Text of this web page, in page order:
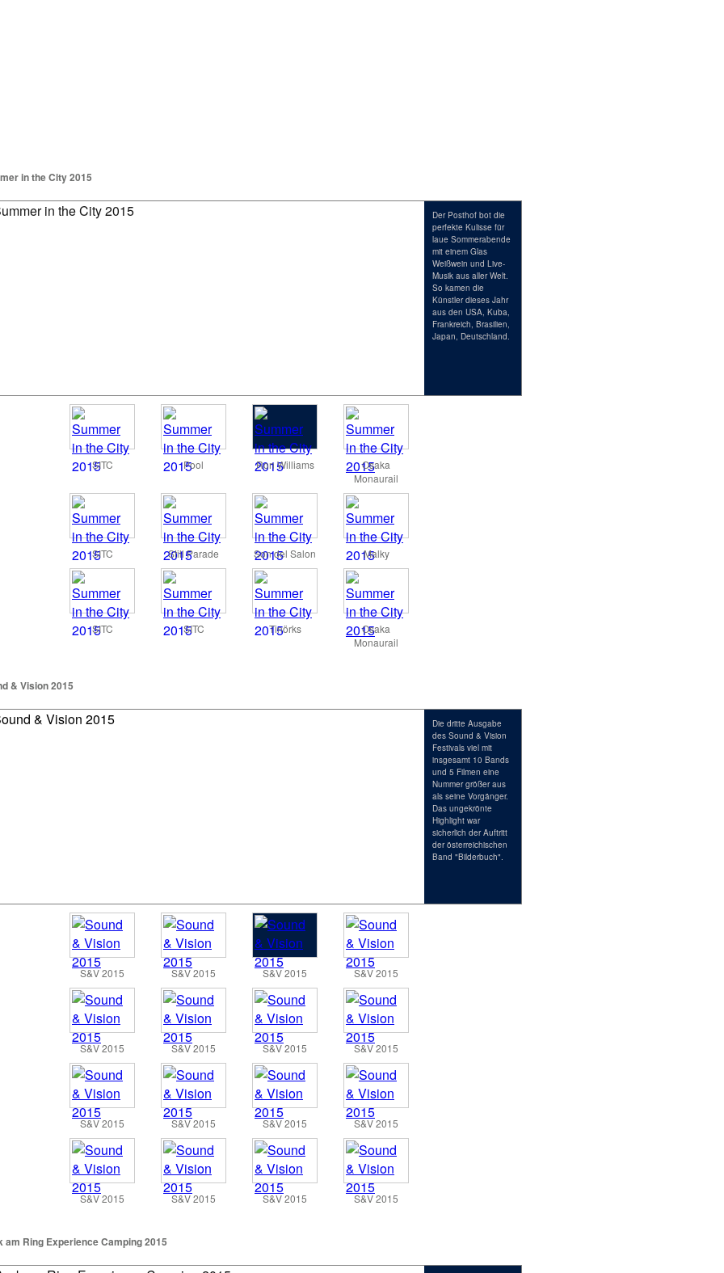
in the City 2015
Der Posthof bot die
perfekte Kulisse für
laue Sommerabende
mit einem Glas
Weißwein und Live-
Musik aus aller Welt.
So kamen die
Künstler dieses Jahr
aus den USA, Kuba,
Frankreich, Brasilien,
Japan, Deutschland.
SITC Pool Ron Williams
Osaka
Monaurail
SITC Still Parade Son del Salon Malky
SITC SITC Tinörks
Osaka
Monaurail
& Vision 2015
Die dritte Ausgabe
des Sound & Vision
Festivals viel mit
insgesamt 10 Bands
und 5 Filmen eine
Nummer größer aus
als seine Vorgänger.
Das ungekrönte
Highlight war
sicherlich der Auftritt
der österreichischen
Band "Bilderbuch".
S&V 2015 S&V 2015 S&V 2015 S&V 2015
S&V 2015 S&V 2015 S&V 2015 S&V 2015
S&V 2015 S&V 2015 S&V 2015 S&V 2015
S&V 2015 S&V 2015 S&V 2015 S&V 2015
am Ring Experience Camping 2015